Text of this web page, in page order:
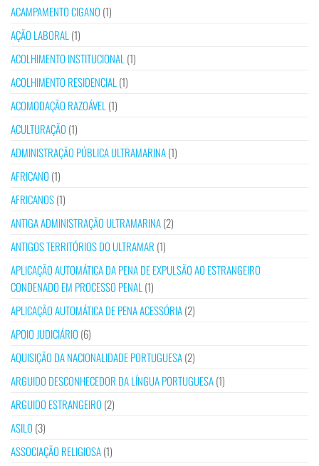
ACAMPAMENTO CIGANO (1)
AÇÃO LABORAL (1)
ACOLHIMENTO INSTITUCIONAL (1)
ACOLHIMENTO RESIDENCIAL (1)
ACOMODAÇÃO RAZOÁVEL (1)
ACULTURAÇÃO (1)
ADMINISTRAÇÃO PÚBLICA ULTRAMARINA(1)
AFRICANO (1)
AFRICANOS(1)
ANTIGA ADMINISTRAÇÃO ULTRAMARINA(2)
ANTIGOS TERRITÓRIOS DO ULTRAMAR (1)
APLICAÇÃO AUTOMÁTICA DA PENA DE EXPULSÃO AO ESTRANGEIRO
CONDENADO EM PROCESSO PENAL (1)
APLICAÇÃO AUTOMÁTICA DE PENA ACESSÓRIA(2)
APOIO JUDICIÁRIO (6)
AQUISIÇÃO DA NACIONALIDADE PORTUGUESA(2)
ARGUIDO DESCONHECEDOR DA LÍNGUA PORTUGUESA(1)
ARGUIDO ESTRANGEIRO (2)
ASILO (3)
ASSOCIAÇÃO RELIGIOSA(1)